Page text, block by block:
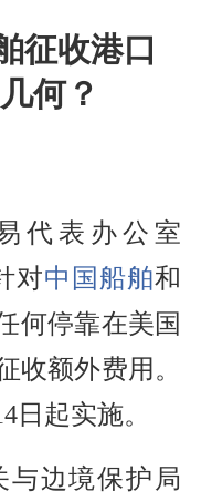
征收港口
何？
代表办公室
对中国船舶和
何停靠在美国
收额外费用。
日起实施。
与边境保护局